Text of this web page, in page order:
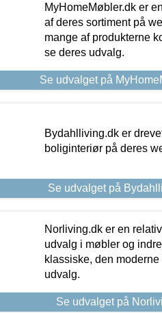
MyHomeMøbler.dk er
af deres sortiment på
mange af produkterne
se deres udvalg.
Se udvalget på
Bydahlliving.dk er
boliginteriør på deres
Se udvalget på
Norliving.dk er en
udvalg i møbler og
klassiske, den
udvalg.
Se udvalget på